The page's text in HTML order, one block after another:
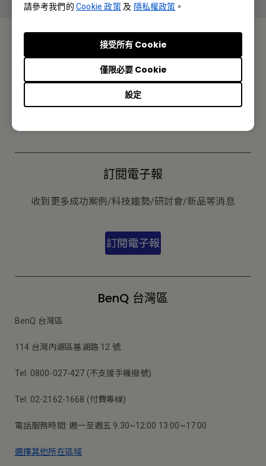
請參考我們的Cookie 政策及 隱私權政策 。
設定
僅限必要 Cookie
接受所有 Cookie
聯絡我們
採購報價 · 技術諮詢 · 售後服務
訂閱電子報
收到更多成功案例/科技趨勢/研討會/新品等消息
訂閱電子報
BenQ 台灣區
BenQ 台灣區
114 台灣內湖區基湖路 12 號
Tel: 0800-027-427 (不支援手機撥號)
Tel: 02-2162-1668 (付費專線)
電話服務時間: 週一至週五 9:30~12:00 13:00~17:00
選擇其他所在區域